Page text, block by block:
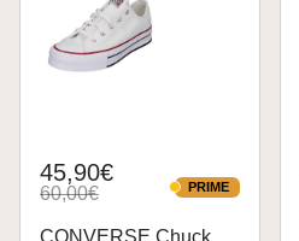
45,90€
60,00€ PRIME
PRIME